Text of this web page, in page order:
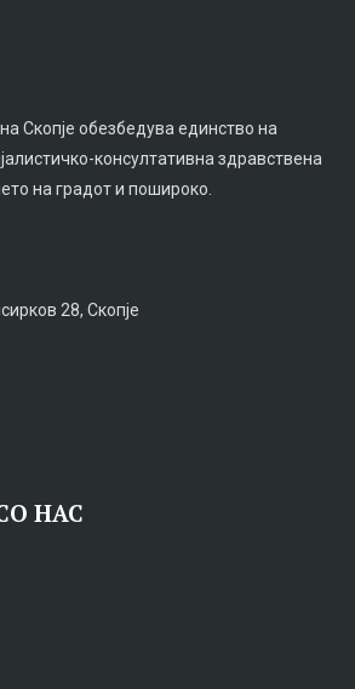
Скопје обезбедува единство на
консултативна здравствена
на градот и пошироко.
28, Скопје
НАС